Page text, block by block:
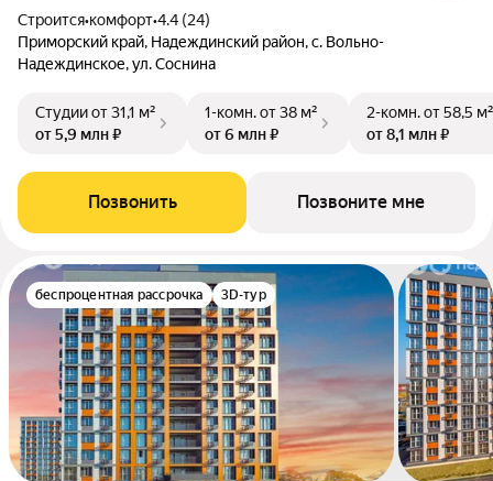
Строится•комфорт•4.4 (24)
Приморский край, Надеждинский район, с. Вольно-
Надеждинское, ул. Соснина
Студииот 31,1 м²
от 5,9 млн ₽
1-комн.от 38 м²
от 6 млн ₽
2-комн.от 58,5 м²
от 8,1 млн ₽
Позвонить Позвоните мне
беспроцентная рассрочка 3D-тур